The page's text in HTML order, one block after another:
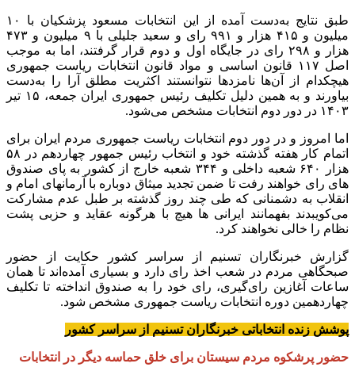
طبق نتایج به‌دست آمده از این انتخابات مسعود پزشکیان با ۱۰
میلیون و ۴۱۵ هزار و ۹۹۱ رای و سعید جلیلی با ۹ میلیون و ۴۷۳
هزار و ۲۹۸ رای در جایگاه اول و دوم قرار گرفتند، اما به موجب
اصل ۱۱۷ قانون اساسی و مواد قانون انتخابات ریاست جمهوری
هیچکدام از آن‌ها نامزد‌ها نتوانستند اکثریت مطلق آرا را به‌دست
بیاورند و به همین دلیل تکلیف رئیس جمهوری ایران جمعه، ۱۵ تیر
۱۴۰۳ در دور دوم انتخابات مشخص می‌شود.
اما امروز و در دور دوم انتخابات ریاست جمهوری مردم ایران برای
اتمام کار هفته گذشته خود و انتخاب رئیس جمهور چهاردهم در ۵۸
هزار ۶۴۰ شعبه داخلی و ۳۴۴ شعبه خارج از کشور به پای صندوق
های رای خواهند رفت تا ضمن تجدید میثاق دوباره با آرمانهای امام و
انقلاب به دشمنانی که طی چند روز گذشته بر طبل عدم مشارکت
می‌کویبدند بفهمانند ایرانی ها هیچ با هرگونه عقاید و حزبی پشت
نظام را خالی نخواهند کرد.
گزارش خبرنگاران تسنیم از سراسر کشور حکایت از حضور
صبحگاهی مردم در شعب اخذ رای دارد و بسیاری آمده‌اند تا همان
ساعات آغازین رای‌گیری، رای خود را به صندوق انداخته تا تکلیف
چهاردهمین دوره انتخابات ریاست جمهوری مشخص شود.
پوشش زنده انتخاباتی خبرنگاران تسنیم از سراسر کشور
حضور پرشکوه مردم سیستان برای خلق حماسه دیگر در انتخابات